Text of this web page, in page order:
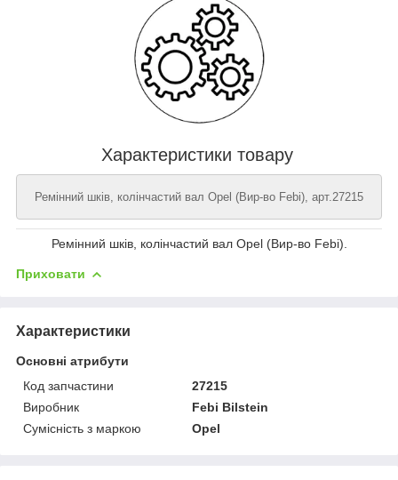
Характеристики товару
Ремінний шків, колінчастий вал Opel (Вир-во Febi), арт.27215
Ремінний шків, колінчастий вал Opel (Вир-во Febi).
Приховати
Характеристики
Основні атрибути
Код запчастини
27215
Виробник
Febi Bilstein
Сумісність з маркою
Opel